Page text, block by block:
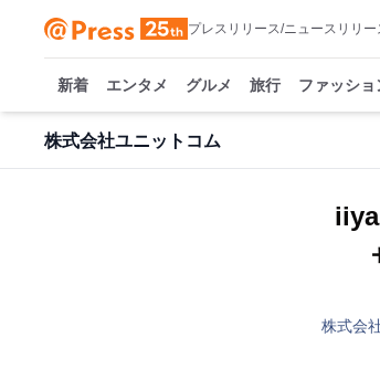
プレスリリース/ニュースリリ
新着 エンタメ グルメ 旅行 ファッシ
株式会社ユニットコム
株式会